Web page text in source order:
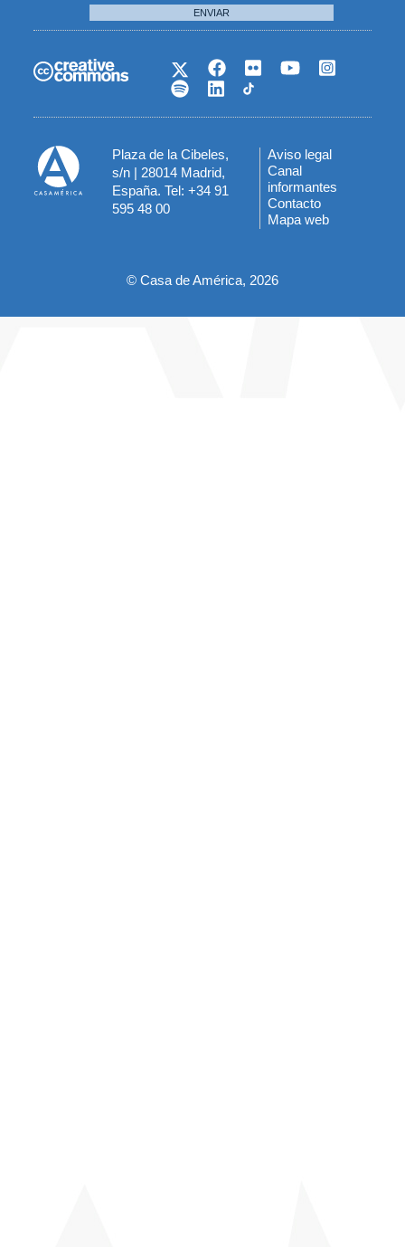
ENVIAR
Plaza de la Cibeles,
s/n | 28014 Madrid,
España. Tel: +34 91
595 48 00
Menú
del
pie
Aviso legal
Canal
informantes
Contacto
Mapa web
© Casa de América, 2026